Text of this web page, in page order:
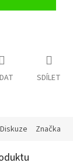
SDÍLET
Diskuze Značka